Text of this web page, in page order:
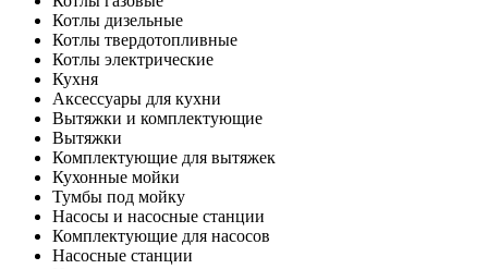
Котлы дизельные
Котлы твердотопливные
Котлы электрические
Кухня
Аксессуары для кухни
Вытяжки и комплектующие
Вытяжки
Комплектующие для вытяжек
Кухонные мойки
Тумбы под мойку
Насосы и насосные станции
Комплектующие для насосов
Насосные станции